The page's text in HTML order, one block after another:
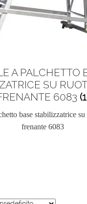
A PALCHETTO
SU
6083
base stabilizzatrice
frenante 6083